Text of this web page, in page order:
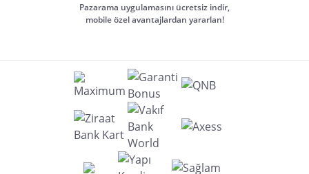
Pazarama uygulamasını ücretsiz indir,
mobile özel avantajlardan yararlan!